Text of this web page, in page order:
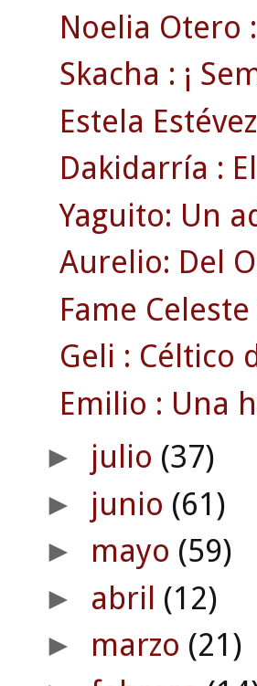
Noelia Otero
Skacha : ¡
Estela
Dakidarría :
Yaguito: Un
Aurelio: Del
Fame
Geli : Céltico
Emilio : Una
► julio (37)
► junio (61)
► mayo (59)
► abril (12)
► marzo (21)